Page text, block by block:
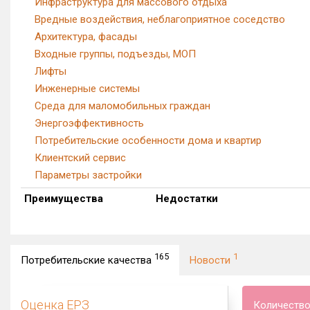
Вредные воздействия, неблагоприятное соседство
Архитектура, фасады
Входные группы, подъезды, МОП
Лифты
Инженерные системы
Среда для маломобильных граждан
Энергоэффективность
Потребительские особенности дома и квартир
Клиентский сервис
Параметры застройки
Преимущества
Недостатки
Потребительские качества 165 Новости 1
Оценка ЕРЗ